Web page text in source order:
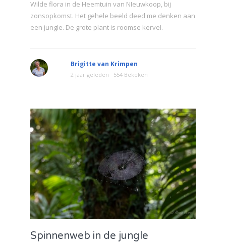
Wilde flora in de Heemtuin van NIeuwkoop, bij
zonsopkomst. Het gehele beeld deed me denken aan
een jungle. De grote plant is roomse kervel.
Brigitte van Krimpen
2 jaar geleden 554 Bekeken
Spinnenweb in de jungle